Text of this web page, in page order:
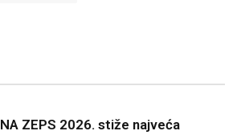
NA ZEPS 2026. stiže najveća